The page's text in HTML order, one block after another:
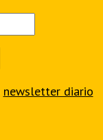
newsletter diario